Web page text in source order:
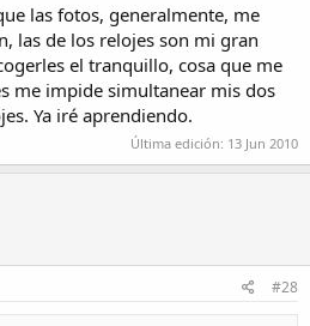
las fotos, generalmente, me
las de los relojes son mi gran
el tranquillo, cosa que me
me impide simultanear mis dos
Ya iré aprendiendo.
Última edición: 13 Jun 2010
#28